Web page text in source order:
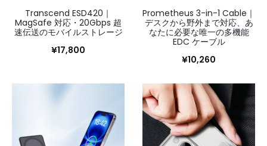
Transcend ESD420｜
MagSafe 対応・20Gbps 超
速伝送のモバイルストレージ
¥17,800
Prometheus 3-in-1 Cable｜
デスクから野外まで対応、あ
なたに必要な唯一の多機能
EDC ケーブル
¥10,260